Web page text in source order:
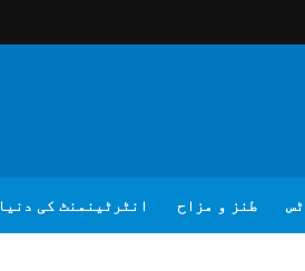
طنز و مزاح انٹرٹینمنٹ کی دنیا